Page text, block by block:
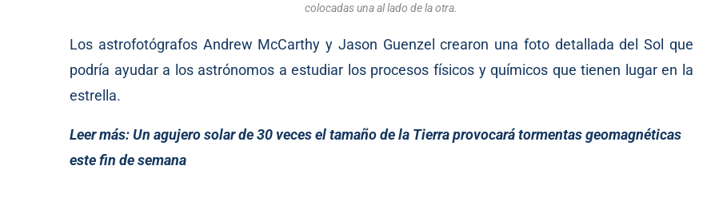
colocadas una al lado de la otra.
Los astrofotógrafos Andrew McCarthy y Jason Guenzel crearon una foto detallada del Sol que
podría ayudar a los astrónomos a estudiar los procesos físicos y químicos que tienen lugar en la
estrella.
Leer más:Un agujero solar de 30 veces el tamaño de la Tierra provocará tormentas geomagnéticas
este fin de semana